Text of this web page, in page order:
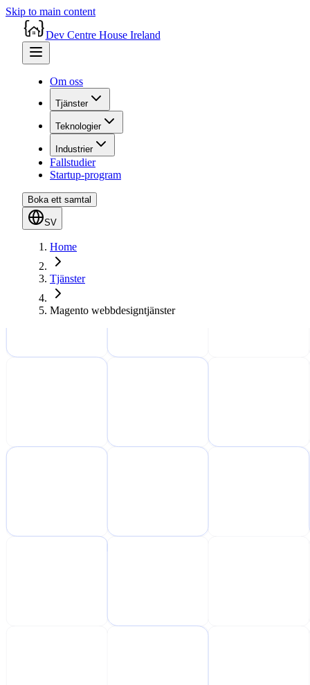
Skip to main content
Dev Centre House Ireland
Om oss
Tjänster
Teknologier
Industrier
Fallstudier
Startup-program
Boka ett samtal
SV
Home
Tjänster
Magento webbdesigntjänster